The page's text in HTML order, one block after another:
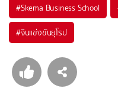
#Skema Business School
#จีนแข่งขันยุโรป